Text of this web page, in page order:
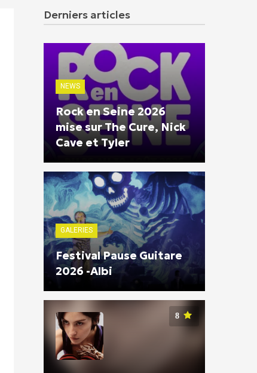
Derniers articles
NEWS
Rock en Seine 2026
mise sur The Cure, Nick
Cave et Tyler
GALERIES
Festival Pause Guitare
2026 -Albi
8